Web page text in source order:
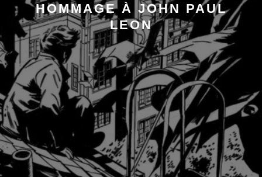
HOMMAGE À JOHN PAUL
LEON